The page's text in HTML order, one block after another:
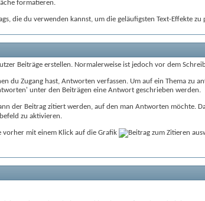
formatieren.
die du verwenden kannst, um die geläufigsten Text-Effekte
Beiträge erstellen. Normalerweise ist jedoch vor dem
du Zugang hast, Antworten verfassen. Um auf ein Thema zu
unter den Beiträgen eine Antwort geschrieben werden.
der Beitrag zitiert werden, auf den man Antworten möchte.
zu aktivieren.
vorher mit einem Klick auf die Grafik